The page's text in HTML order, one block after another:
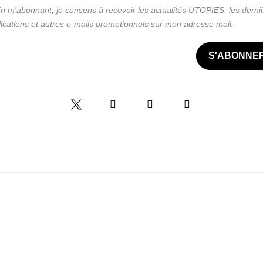
m'abonnant, je consens à recevoir les actualités UTOPIES, les
et autres e-mails promotionnels sur mon adresse mail.